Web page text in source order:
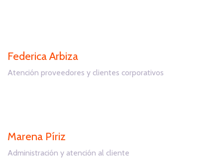
Federica Arbiza
Atención proveedores y clientes corporativos
Marena Píriz
Administración y atención al cliente